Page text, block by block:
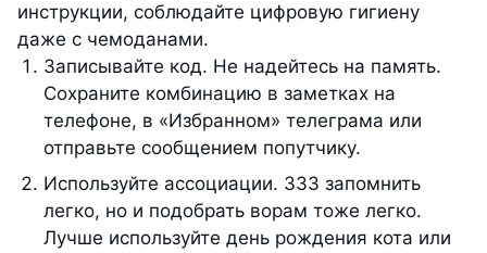
инструкции, соблюдайте цифровую гигиену
даже с чемоданами.
Записывайте код. Не надейтесь на память.
Сохраните комбинацию в заметках на
телефоне, в «Избранном» телеграма или
отправьте сообщением попутчику.
Используйте ассоциации. 333 запомнить
легко, но и подобрать ворам тоже легко.
Лучше используйте день рождения кота или